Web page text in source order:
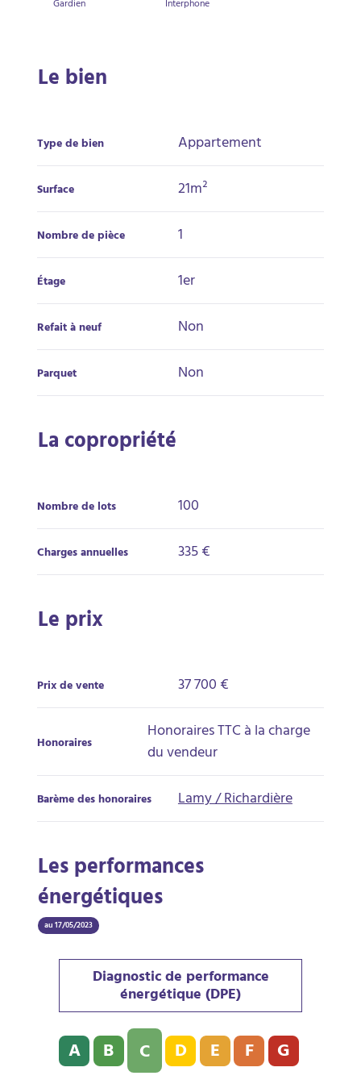
Gardien Interphone
Le bien
Type de bien Appartement
Surface 21m²
Nombre de pièce 1
Étage 1er
Refait à neuf Non
Parquet Non
La copropriété
Nombre de lots 100
Charges annuelles 335 €
Le prix
Prix de vente 37 700 €
Honoraires Honoraires TTC à la charge
du vendeur
Barème des honoraires Lamy / Richardière
Les performances
énergétiques
au 17/05/2023
Diagnostic de performance
énergétique (DPE)
Diagnostic de performance énergétique (DPE) : C -
A B C D E F G